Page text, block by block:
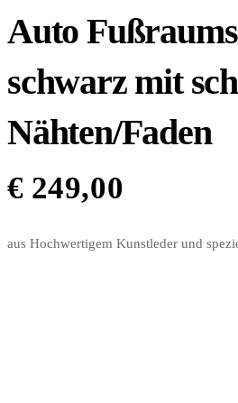
Auto
schwarz mit
Nähten/Faden
€ 249,00
aus Hochwertigem Kunstleder und